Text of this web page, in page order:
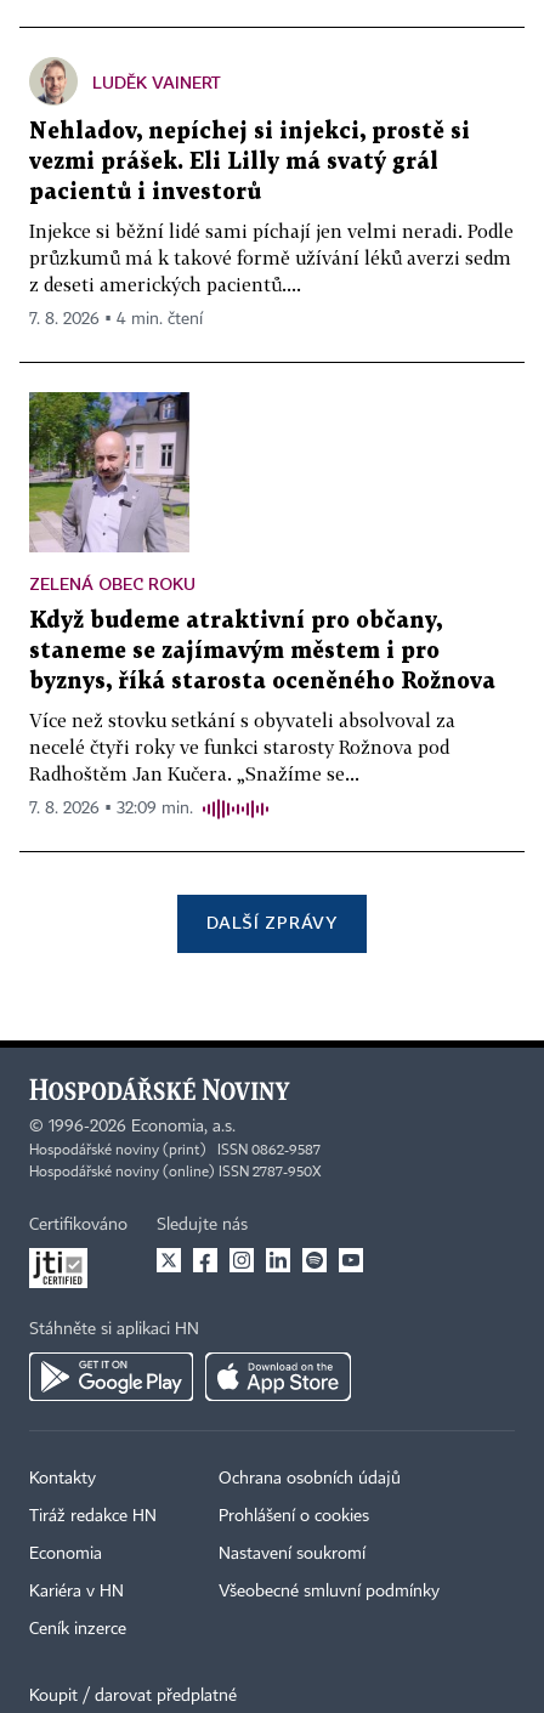
LUDĚK VAINERT
Nehladov, nepíchej si injekci, prostě si
vezmi prášek. Eli Lilly má svatý grál
pacientů i investorů
Injekce si běžní lidé sami píchají jen velmi neradi. Podle
průzkumů má k takové formě užívání léků averzi sedm
z deseti amerických pacientů....
7. 8. 2026 ▪ 4 min. čtení
ZELENÁ OBEC ROKU
Když budeme atraktivní pro občany,
staneme se zajímavým městem i pro
byznys, říká starosta oceněného Rožnova
Více než stovku setkání s obyvateli absolvoval za
necelé čtyři roky ve funkci starosty Rožnova pod
Radhoštěm Jan Kučera. „Snažíme se...
7. 8. 2026 ▪ 32:09 min.
DALŠÍ ZPRÁVY
© 1996-2026 Economia, a.s.
Hospodářské noviny (print) ISSN 0862-9587
Hospodářské noviny (online) ISSN 2787-950X
Certifikováno Sledujte nás
Stáhněte si aplikaci HN
Kontakty
Tiráž redakce HN
Economia
Kariéra v HN
Ceník inzerce
Ochrana osobních údajů
Prohlášení o cookies
Nastavení soukromí
Všeobecné smluvní podmínky
Koupit / darovat předplatné